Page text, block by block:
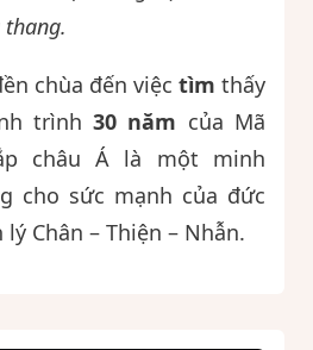
chùa đến việc tìm thấy
trình30 năm của Mã
châu Á là một minh
cho sức mạnh của đức
Chân – Thiện – Nhẫn.